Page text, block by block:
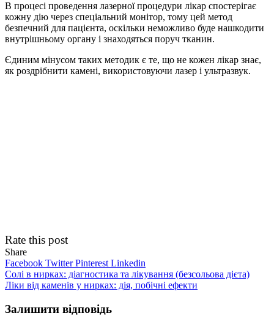
В процесі проведення лазерної процедури лікар спостерігає
кожну дію через спеціальний монітор, тому цей метод
безпечний для пацієнта, оскільки неможливо буде нашкодити
внутрішньому органу і знаходяться поруч тканин.
Єдиним мінусом таких методик є те, що не кожен лікар знає,
як роздрібнити камені, використовуючи лазер і ультразвук.
Rate this post
Share
Facebook TwitterPinterest Linkedin
Навігація
записів
Солі в нирках: діагностика та лікування (безсольова дієта)
Ліки від каменів у нирках: дія, побічні ефекти
Залишити відповідь